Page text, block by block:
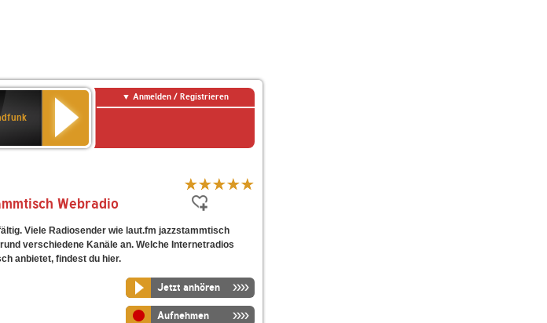
Anmelden / Registrieren
Webradio
Viele Radiosender wie laut.fm jazzstammtisch
verschiedene Kanäle an. Welche Internetradios
anbietet, findest du hier.
Jetzt anhören
Aufnehmen